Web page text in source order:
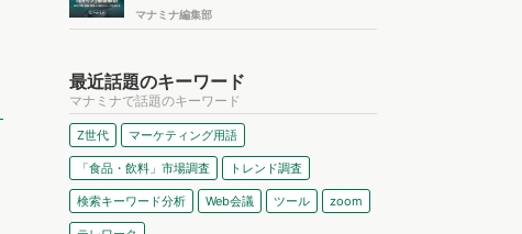
マナミナ編集部
最近話題のキーワード
マナミナで話題のキーワード
Z世代 マーケティング用語
「食品・飲料」市場調査 トレンド調査
検索キーワード分析 Web会議 ツール zoom